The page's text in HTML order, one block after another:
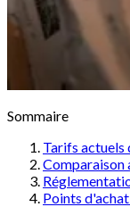
Sommaire
Tarifs actuels
Comparaison
Points